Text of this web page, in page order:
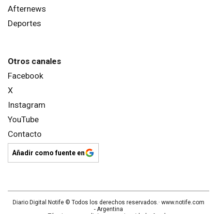
Afternews
Deportes
Otros canales
Facebook
X
Instagram
YouTube
Contacto
Añadir como fuente en
Diario Digital Notife © Todos los derechos reservados.· www.notife.com
- Argentina